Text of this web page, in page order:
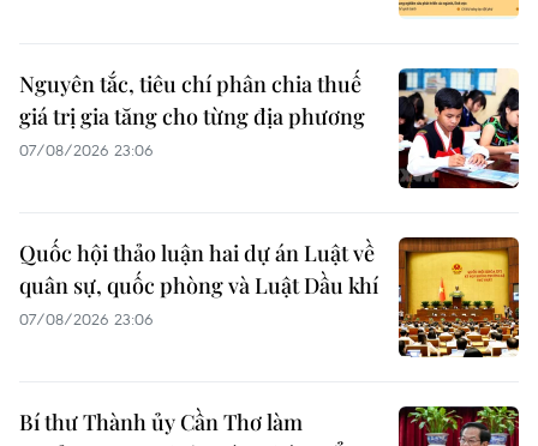
Nguyên tắc, tiêu chí phân chia thuế
giá trị gia tăng cho từng địa phương
07/08/2026 23:06
Quốc hội thảo luận hai dự án Luật về
quân sự, quốc phòng và Luật Dầu khí
07/08/2026 23:06
Bí thư Thành ủy Cần Thơ làm